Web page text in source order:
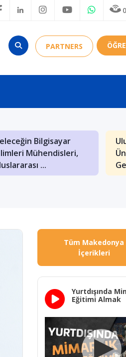
PARTNERS
Balkanların
Hazineleriyle
Bir Eğiti...
Tüm Makedonya
İçerikleri
Yurtdışında
Eğitimi Almak